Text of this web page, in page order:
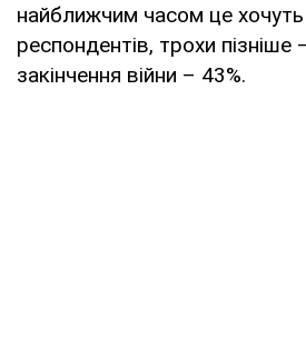
найближчим часом це
респондентів, трохи пізніше
закінчення війни – 43%.